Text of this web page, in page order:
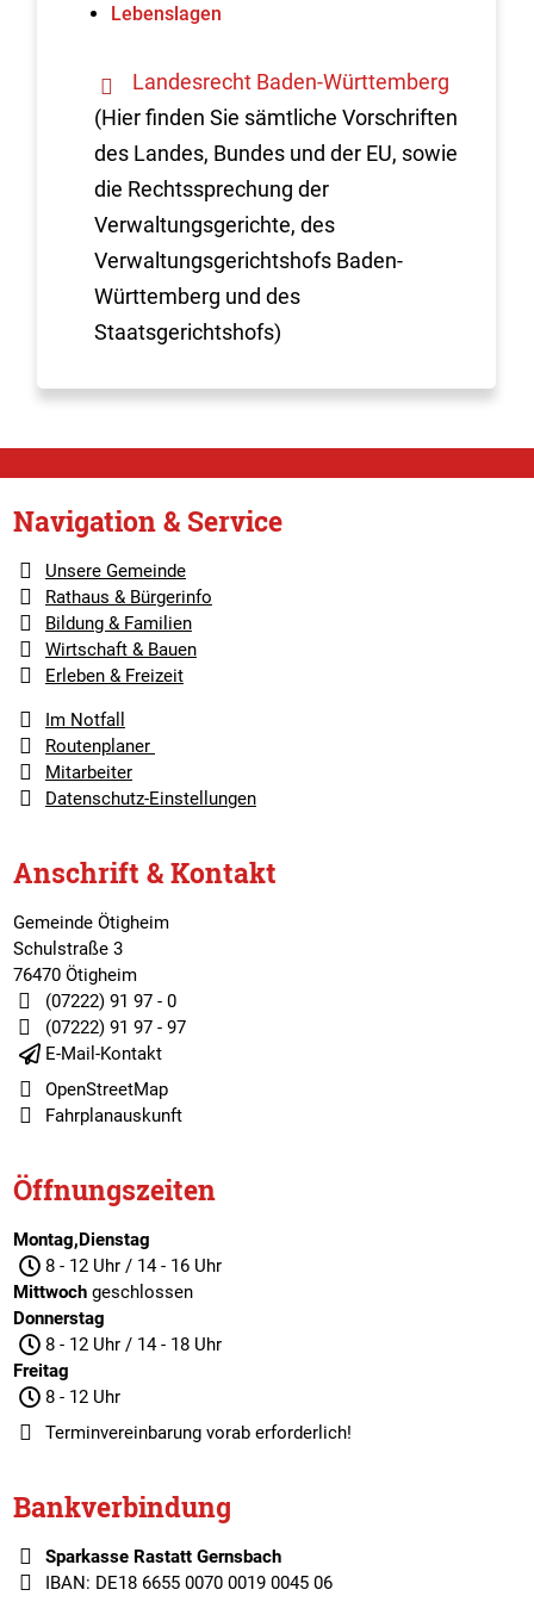
Lebenslagen
Landesrecht Baden-Württemberg
(Hier finden Sie sämtliche Vorschriften
des Landes, Bundes und der EU, sowie
die Rechtssprechung der
Verwaltungsgerichte, des
Verwaltungsgerichtshofs Baden-
Württemberg und des
Staatsgerichtshofs)
Navigation & Service
Unsere Gemeinde
Rathaus & Bürgerinfo
Bildung & Familien
Wirtschaft & Bauen
Erleben & Freizeit
Im Notfall
Routenplaner
Mitarbeiter
Datenschutz-Einstellungen
Anschrift & Kontakt
Gemeinde Ötigheim
Schulstraße 3
76470 Ötigheim
(07222) 91 97 - 0
(07222) 91 97 - 97
E-Mail-Kontakt
OpenStreetMap
Fahrplanauskunft
Öffnungszeiten
Montag,Dienstag
8 - 12 Uhr / 14 - 16 Uhr
Mittwochgeschlossen
Donnerstag
8 - 12 Uhr / 14 - 18 Uhr
Freitag
8 - 12 Uhr
Terminvereinbarungvorab erforderlich!
Bankverbindung
Sparkasse Rastatt Gernsbach
IBAN: DE18 6655 0070 0019 0045 06